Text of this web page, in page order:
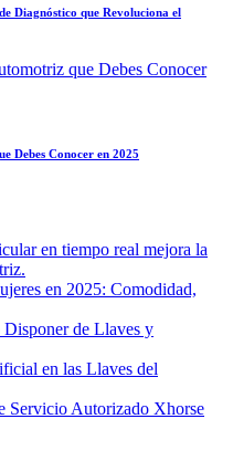
Diagnóstico que Revoluciona el
Debes Conocer en 2025
en tiempo real mejora la
en 2025: Comodidad,
Disponer de Llaves y
en las Llaves del
Servicio Autorizado Xhorse